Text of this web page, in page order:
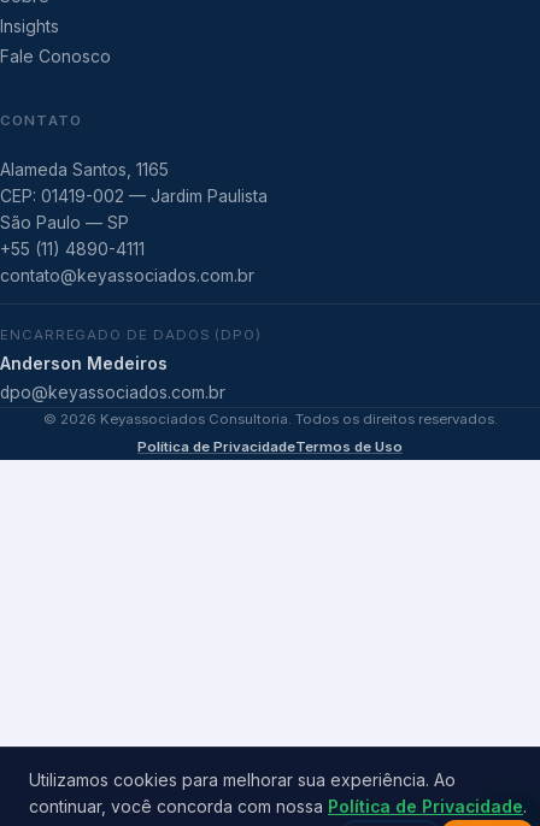
Insights
Fale Conosco
CONTATO
Alameda Santos, 1165
CEP: 01419-002 — Jardim Paulista
São Paulo — SP
+55 (11) 4890-4111
contato@keyassociados.com.br
ENCARREGADO DE DADOS (DPO)
Anderson Medeiros
dpo@keyassociados.com.br
© 2026 Keyassociados Consultoria. Todos os direitos reservados.
Política de PrivacidadeTermos de Uso
Utilizamos cookies para melhorar sua experiência. Ao
continuar, você concorda com nossa Política de Privacidade.